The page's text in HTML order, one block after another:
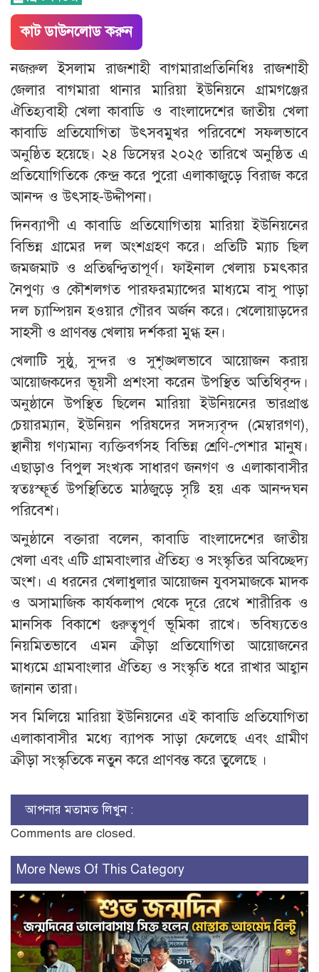
কাট ডাউনলোড করুন
নজরুল ইসলাম রাজশাহী বাগমারাপ্রতিনিধিঃ রাজশাহী
জেলার বাগমারা থানার মারিয়া ইউনিয়নে গ্রামগঞ্জের
ঐতিহ্যবাহী খেলা কাবাডি ও বাংলাদেশের জাতীয় খেলা
কাবাডি প্রতিযোগিতা উৎসবমুখর পরিবেশে সফলভাবে
অনুষ্ঠিত হয়েছে। ২৪ ডিসেম্বর ২০২৫ তারিখে অনুষ্ঠিত এ
প্রতিযোগিতিকে কেন্দ্র করে পুরো এলাকাজুড়ে বিরাজ করে
আনন্দ ও উৎসাহ-উদ্দীপনা।
দিনব্যাপী এ কাবাডি প্রতিযোগিতায় মারিয়া ইউনিয়নের
বিভিন্ন গ্রামের দল অংশগ্রহণ করে। প্রতিটি ম্যাচ ছিল
জমজমাট ও প্রতিদ্বন্দ্বিতাপূর্ণ। ফাইনাল খেলায় চমৎকার
নৈপুণ্য ও কৌশলগত পারফরম্যান্সের মাধ্যমে বাসু পাড়া
দল চ্যাম্পিয়ন হওয়ার গৌরব অর্জন করে। খেলোয়াড়দের
সাহসী ও প্রাণবন্ত খেলায় দর্শকরা মুগ্ধ হন।
খেলাটি সুষ্ঠু, সুন্দর ও সুশৃঙ্খলভাবে আয়োজন করায়
আয়োজকদের ভূয়সী প্রশংসা করেন উপস্থিত অতিথিবৃন্দ।
অনুষ্ঠানে উপস্থিত ছিলেন মারিয়া ইউনিয়নের ভারপ্রাপ্ত
চেয়ারম্যান, ইউনিয়ন পরিষদের সদস্যবৃন্দ (মেম্বারগণ),
স্থানীয় গণ্যমান্য ব্যক্তিবর্গসহ বিভিন্ন শ্রেণি-পেশার মানুষ।
এছাড়াও বিপুল সংখ্যক সাধারণ জনগণ ও এলাকাবাসীর
স্বতঃস্ফূর্ত উপস্থিতিতে মাঠজুড়ে সৃষ্টি হয় এক আনন্দঘন
পরিবেশ।
অনুষ্ঠানে বক্তারা বলেন, কাবাডি বাংলাদেশের জাতীয়
খেলা এবং এটি গ্রামবাংলার ঐতিহ্য ও সংস্কৃতির অবিচ্ছেদ্য
অংশ। এ ধরনের খেলাধুলার আয়োজন যুবসমাজকে মাদক
ও অসামাজিক কার্যকলাপ থেকে দূরে রেখে শারীরিক ও
মানসিক বিকাশে গুরুত্বপূর্ণ ভূমিকা রাখে। ভবিষ্যতেও
নিয়মিতভাবে এমন ক্রীড়া প্রতিযোগিতা আয়োজনের
মাধ্যমে গ্রামবাংলার ঐতিহ্য ও সংস্কৃতি ধরে রাখার আহ্বান
জানান তারা।
সব মিলিয়ে মারিয়া ইউনিয়নের এই কাবাডি প্রতিযোগিতা
এলাকাবাসীর মধ্যে ব্যাপক সাড়া ফেলেছে এবং গ্রামীণ
ক্রীড়া সংস্কৃতিকে নতুন করে প্রাণবন্ত করে তুলেছে ।
আপনার মতামত লিখুন :
Comments are closed.
More News Of This Category